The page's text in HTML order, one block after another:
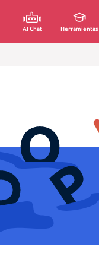
AI Chat Herramientas